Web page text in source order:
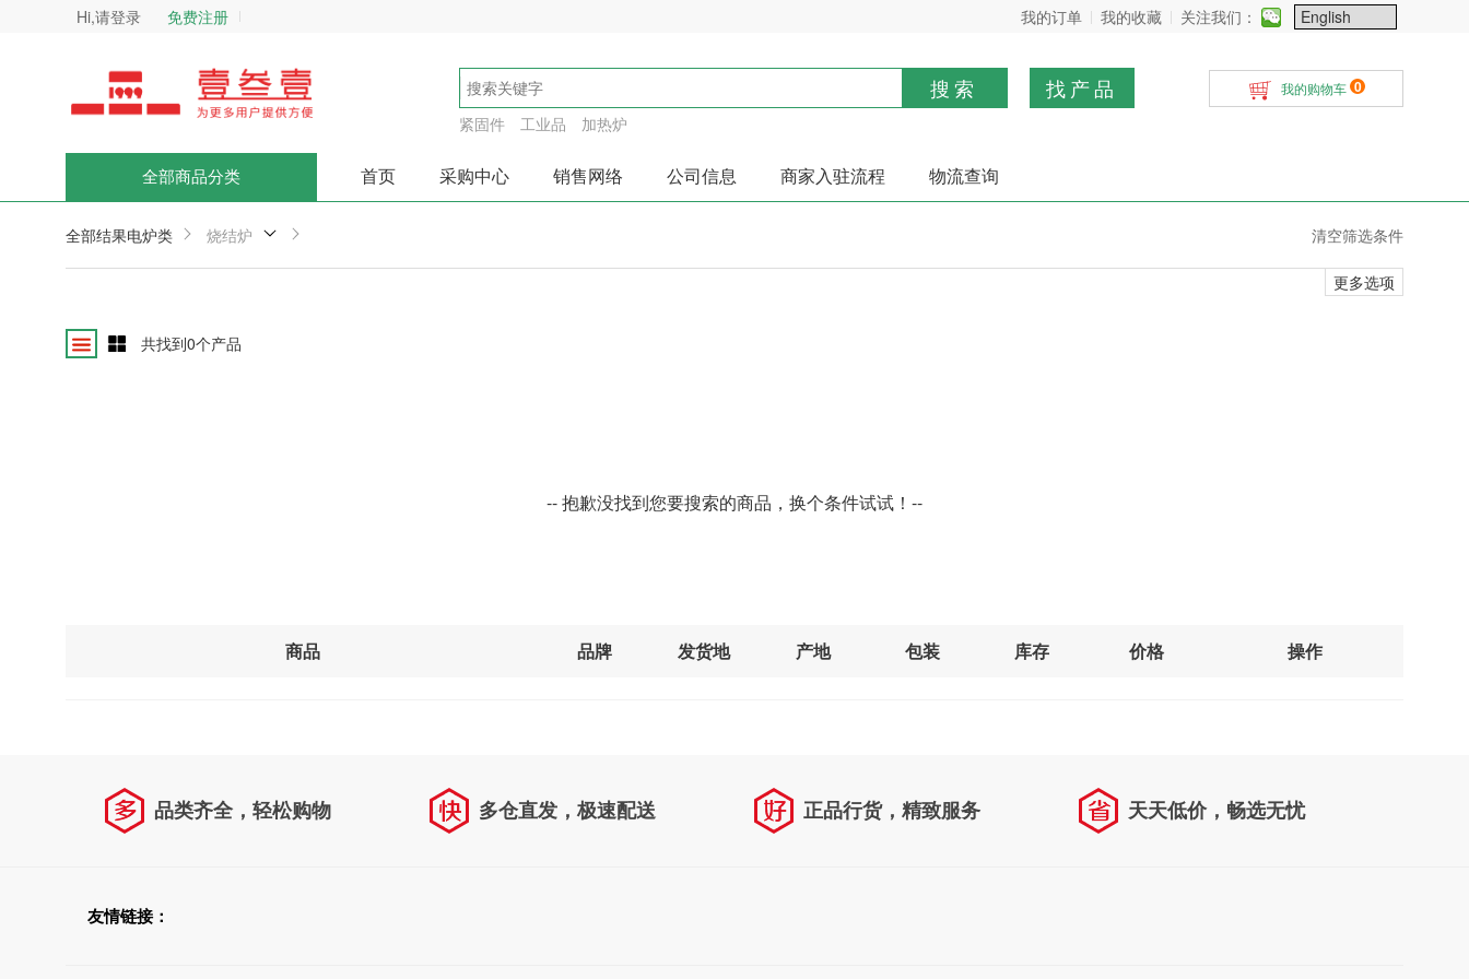
Hi,请登录 免费注册 我的订单 我的收藏 关注我们：
搜索 找产品
紧固件 工业品 加热炉
我的购物车 0
全部商品分类 首页 采购中心 销售网络 公司信息 商家入驻流程 物流查询
全部结果电炉类 烧结炉 清空筛选条件
更多选项
共找到0个产品
-- 抱歉没找到您要搜索的商品，换个条件试试！--
商品 品牌 发货地 产地 包装 库存 价格 操作
品类齐全，轻松购物 多仓直发，极速配送 正品行货，精致服务 天天低价，畅选无忧
友情链接：